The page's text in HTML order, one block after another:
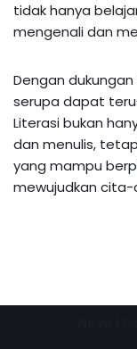
tidak hanya
mengenali dan
Dengan
serupa dapat
Literasi bukan
dan menulis,
yang mampu
mewujudkan cita-